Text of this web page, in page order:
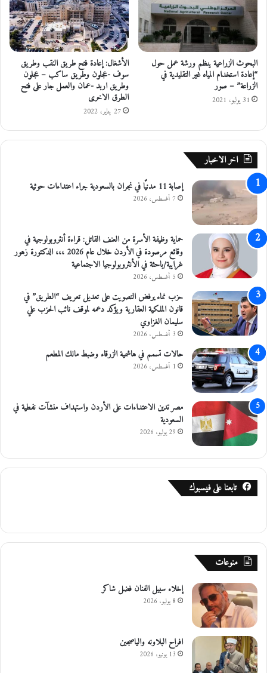
ا
ب
م
ن
و
إ
ل
ى
س
ع
د
ي
ح
ت
ى
إ
ع
ا
ر
آ
خ
ا
ت
ا
ت
ي
ت
ق
م
ه
ا
د
ا
ئ
ة
ض
ر
ي
ة
ا
ل
د
خ
ل
ل
ل
م
ر
ا
ج
ع
ي
و
ا
ف
ي
البحوث الزراعية ينظم ورشة عمل حول
“إعادة استخدام المياه غير التقليدية في
الزراعة” – صور
31 يوليو، 2021
الأشغال: إعادة فتح طريق النقب وطريق
سوف -عجلون وطريق ساكب – عجلون
وطريق اربد -عمان والعمل جار على فتح
الطرق الاخرى
27 يناير، 2022
اخر الاخبار
إصابة 11 مدنيًا في نجران بالسعودية جراء اعتداءات حوثية
7 أغسطس، 2026
حماية وظيفة الأسرة من العنف القاتل: قراءة أنثروبولوجية في
وقائع مرصودة في الأردن خلال عام 2026 ،،، الدكتورة زهور
غرايبة/باحثة في الأنثروبولوجيا الاجتماعية
5 أغسطس، 2026
حزب نماء يرفض التصويت على تعديل تعريف “الطريق” في
قانون الملكية العقارية ويؤكد دعمه لموقف نائب الحزب علي
سليمان الغزاوي
3 أغسطس، 2026
حالات تسمم في هاشمية الزرقاء وضبط مالك المطعم
1 أغسطس، 2026
مصر تدين الاعتداءات على الأردن واستهداف منشآت نفطية في
السعودية
29 يوليو، 2026
تابعنا على فيسبوك
منوعات
إخلاء سبيل الفنان فضل شاكر
8 يوليو، 2026
افراح البلاونه والياصجين
13 يونيو، 2026